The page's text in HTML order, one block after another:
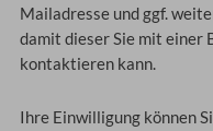
Mailadresse und ggf.
damit dieser Sie mit einer
kontaktieren kann.
Ihre Einwilligung können